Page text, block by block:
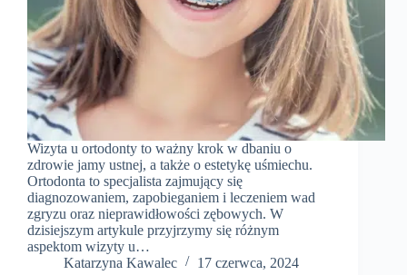
Wizyta u ortodonty to ważny krok w dbaniu o
zdrowie jamy ustnej, a także o estetykę uśmiechu.
Ortodonta to specjalista zajmujący się
diagnozowaniem, zapobieganiem i leczeniem wad
zgryzu oraz nieprawidłowości zębowych. W
dzisiejszym artykule przyjrzymy się różnym
aspektom wizyty u…
Katarzyna Kawalec
17 czerwca, 2024